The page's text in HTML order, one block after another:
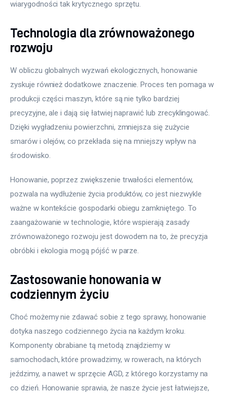
wiarygodności tak krytycznego sprzętu.
Technologia dla zrównoważonego
rozwoju
W obliczu globalnych wyzwań ekologicznych, honowanie
zyskuje również dodatkowe znaczenie. Proces ten pomaga w
produkcji części maszyn, które są nie tylko bardziej
precyzyjne, ale i dają się łatwiej naprawić lub zrecyklingować.
Dzięki wygładzeniu powierzchni, zmniejsza się zużycie
smarów i olejów, co przekłada się na mniejszy wpływ na
środowisko.
Honowanie, poprzez zwiększenie trwałości elementów,
pozwala na wydłużenie życia produktów, co jest niezwykle
ważne w kontekście gospodarki obiegu zamkniętego. To
zaangażowanie w technologie, które wspierają zasady
zrównoważonego rozwoju jest dowodem na to, że precyzja
obróbki i ekologia mogą pójść w parze.
Zastosowanie honowania w
codziennym życiu
Choć możemy nie zdawać sobie z tego sprawy, honowanie
dotyka naszego codziennego życia na każdym kroku.
Komponenty obrabiane tą metodą znajdziemy w
samochodach, które prowadzimy, w rowerach, na których
jeździmy, a nawet w sprzęcie AGD, z którego korzystamy na
co dzień. Honowanie sprawia, że nasze życie jest łatwiejsze,